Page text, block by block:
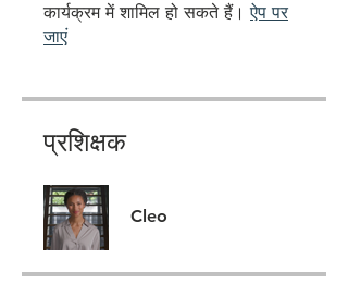
कार्यक्रम में शामिल हो सकते हैं। ऐप पर
जाएं
प्रशिक्षक
Cleo